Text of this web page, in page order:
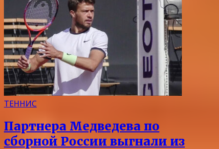
ТЕННИС
Партнера Медведева по
сборной России выгнали из